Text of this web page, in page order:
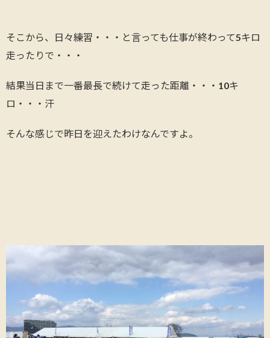
そこから、日々練習・・・と言っても仕事が終わって5キロ
走ったりで・・・
結果当日まで一番最長で続けて走った距離・・・10キ
ロ・・・汗
そんな感じで昨日を迎えたわけなんですよ。